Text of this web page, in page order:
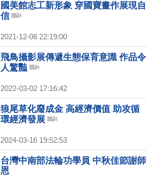
國美館志工新形象 穿國寶畫作展現自
信
2021-12-06 22:19:00
飛鳥攝影展傳遞生態保育意識 作品令
人驚豔
2022-03-02 17:16:42
狼尾草化廢成金 高經濟價值 助攻循
環經濟發展
2024-03-16 19:52:53
台灣中南部法輪功學員 中秋佳節謝師
恩